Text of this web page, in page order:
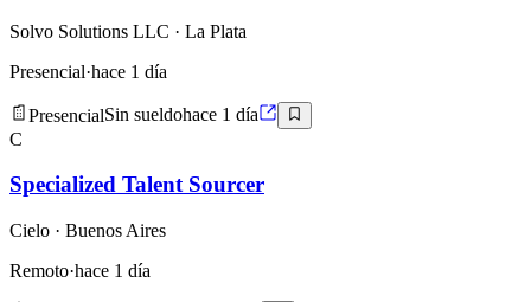
Solvo Solutions LLC · La Plata
Presencial·hace 1 día
PresencialSin sueldohace 1 día
C
Specialized Talent Sourcer
Cielo · Buenos Aires
Remoto·hace 1 día